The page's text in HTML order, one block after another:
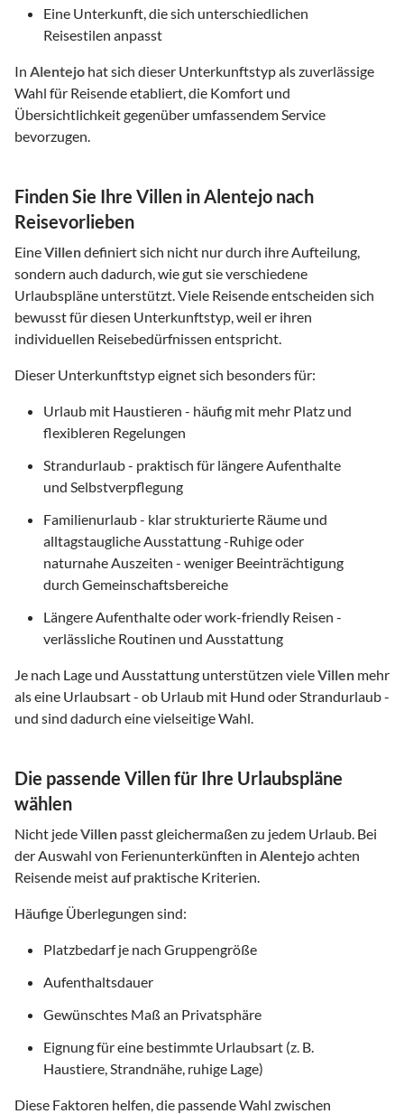
Eine Unterkunft, die sich unterschiedlichen
Reisestilen anpasst
In Alentejo hat sich dieser Unterkunftstyp als zuverlässige
Wahl für Reisende etabliert, die Komfort und
Übersichtlichkeit gegenüber umfassendem Service
bevorzugen.
Finden Sie Ihre Villen in Alentejo nach
Reisevorlieben
EineVillendefiniert sich nicht nur durch ihre Aufteilung,
sondern auch dadurch, wie gut sie verschiedene
Urlaubspläne unterstützt. Viele Reisende entscheiden sich
bewusst für diesen Unterkunftstyp, weil er ihren
individuellen Reisebedürfnissen entspricht.
Dieser Unterkunftstyp eignet sich besonders für:
Urlaub mit Haustieren - häufig mit mehr Platz und
flexibleren Regelungen
Strandurlaub - praktisch für längere Aufenthalte
und Selbstverpflegung
Familienurlaub - klar strukturierte Räume und
alltagstaugliche Ausstattung -Ruhige oder
naturnahe Auszeiten - weniger Beeinträchtigung
durch Gemeinschaftsbereiche
Längere Aufenthalte oder work-friendly Reisen -
verlässliche Routinen und Ausstattung
Je nach Lage und Ausstattung unterstützen vieleVillen mehr
als eine Urlaubsart - ob Urlaub mit Hund oder Strandurlaub -
und sind dadurch eine vielseitige Wahl.
Die passende Villen für Ihre Urlaubspläne
wählen
Nicht jedeVillen passt gleichermaßen zu jedem Urlaub. Bei
der Auswahl von Ferienunterkünften in Alentejoachten
Reisende meist auf praktische Kriterien.
Häufige Überlegungen sind:
Platzbedarf je nach Gruppengröße
Aufenthaltsdauer
Gewünschtes Maß an Privatsphäre
Eignung für eine bestimmte Urlaubsart (z. B.
Haustiere, Strandnähe, ruhige Lage)
Diese Faktoren helfen, die passende Wahl zwischen